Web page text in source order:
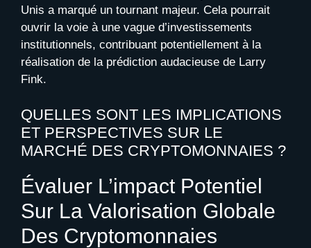
Unis a marqué un tournant majeur. Cela pourrait
ouvrir la voie à une vague d’investissements
institutionnels, contribuant potentiellement à la
réalisation de la prédiction audacieuse de Larry
Fink.
QUELLES SONT LES IMPLICATIONS
ET PERSPECTIVES SUR LE
MARCHÉ DES CRYPTOMONNAIES ?
Évaluer L’impact Potentiel
Sur La Valorisation Globale
Des Cryptomonnaies